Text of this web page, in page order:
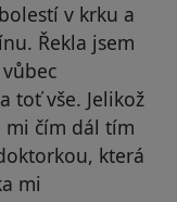
v krku a
Řekla jsem
toť vše. Jelikož
čím dál tím
která
mi